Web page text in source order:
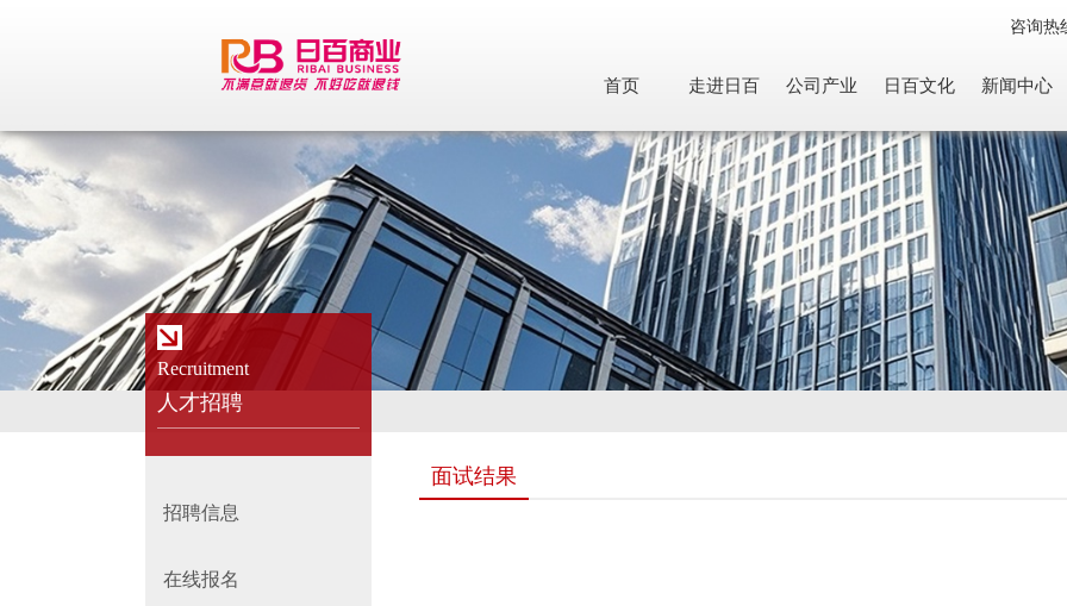
咨询热
首页 走进日百 公司产业 日百文化 新闻中心
Recruitment
人才招聘
招聘信息
在线报名
面试结果